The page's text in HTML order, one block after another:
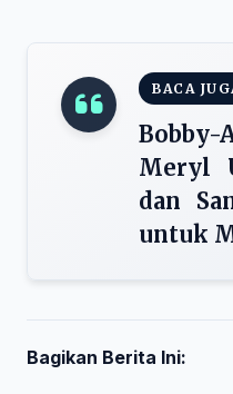
BACA
Meryl
dan
untuk
Bagikan Berita Ini: